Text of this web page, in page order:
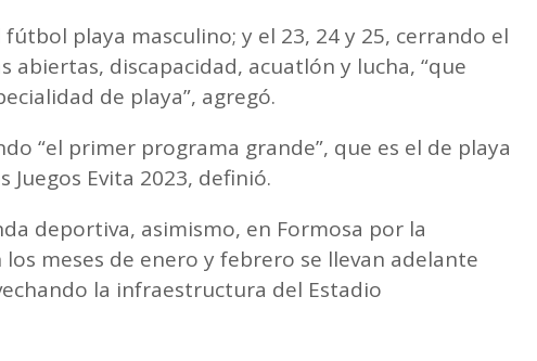
fútbol playa masculino; y el 23, 24 y 25, cerrando el
abiertas, discapacidad, acuatlón y lucha, “que
de playa”, agregó.
“el primer programa grande”, que es el de playa
Evita 2023, definió.
deportiva, asimismo, en Formosa por la
meses de enero y febrero se llevan adelante
la infraestructura del Estadio